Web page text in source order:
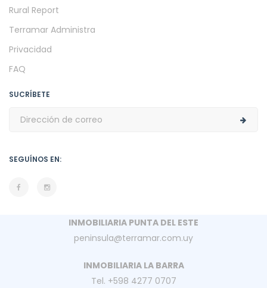
Rural Report
Terramar Administra
Privacidad
FAQ
SUCRÍBETE
SEGUÍNOS EN:
INMOBILIARIA PUNTA DEL ESTE
peninsula@terramar.com.uy
INMOBILIARIA LA BARRA
Tel. +598 4277 0707